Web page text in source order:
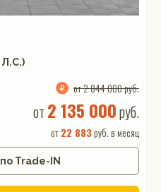
Л.С.)
от 2 844 000 руб.
от 2 135 000руб.
от22 883 руб. в месяц
Trade-IN